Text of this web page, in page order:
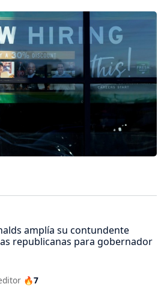
amplía su contundente
republicanas para gobernador
🔥7